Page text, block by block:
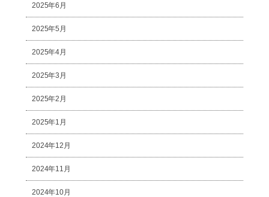
2025年6月
2025年5月
2025年4月
2025年3月
2025年2月
2025年1月
2024年12月
2024年11月
2024年10月